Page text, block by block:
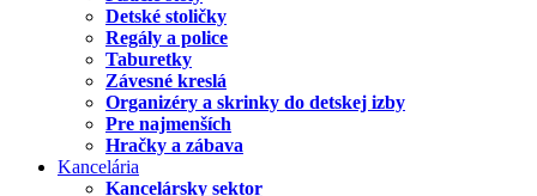
Detské stoličky
Regály a police
Taburetky
Závesné kreslá
Organizéry a skrinky do detskej izby
Pre najmenších
Hračky a zábava
Kancelária
Kancelársky sektor